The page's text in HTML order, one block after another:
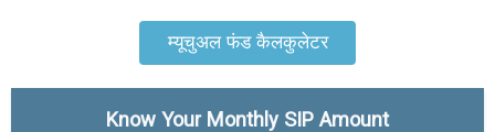
म्यूचुअल फंड कैलकुलेटर
Know Your Monthly SIP Amount